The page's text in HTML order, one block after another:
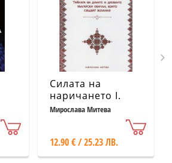
Силата на
наричането І.
Тайната на
български
обичаи, които
Мирослава Митева
12.90 € / 25.23 ЛВ.